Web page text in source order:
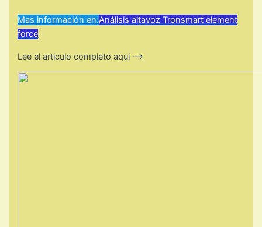
Mas información en:Análisis altavoz Tronsmart element
force
Lee el articulo completo aqui —–>